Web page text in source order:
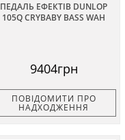
ПЕДАЛЬ ЕФЕКТІВ DUNLOP
105Q CRYBABY BASS WAH
9404грн
ПОВІДОМИТИ ПРО
НАДХОДЖЕННЯ